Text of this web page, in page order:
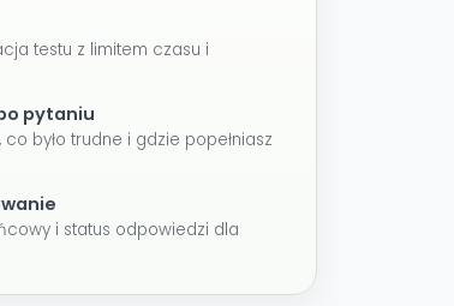
testu z limitem czasu i
pytaniu
było trudne i gdzie popełniasz
i status odpowiedzi dla